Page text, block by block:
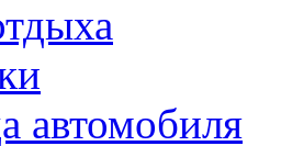
автомобиля